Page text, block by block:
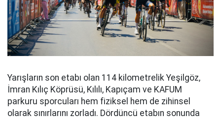
Yarışların son etabı olan 114 kilometrelik Yeşilgöz,
İmran Kılıç Köprüsü, Kılılı, Kapıçam ve KAFUM
parkuru sporcuları hem fiziksel hem de zihinsel
olarak sınırlarını zorladı. Dördüncü etabın sonunda